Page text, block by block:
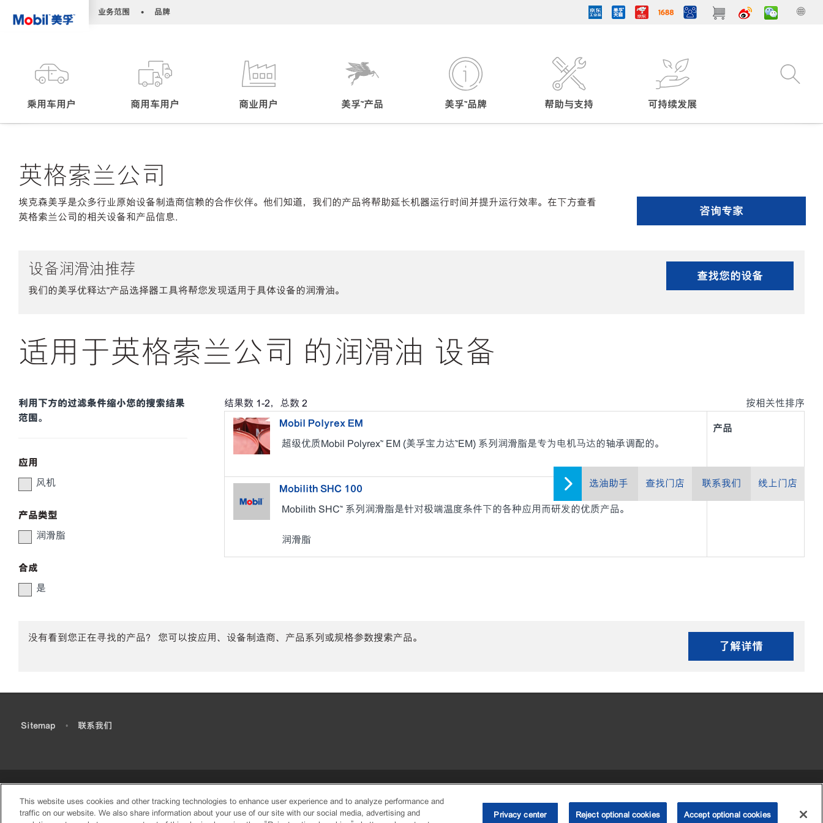
业务范围 • 品牌
乘用车用户 商用车用户 商业用户 美孚™产品 美孚™品牌 帮助与支持 可持续发展
选油助手 查找门店 联系我们 线上门店
英格索兰公司
埃克森美孚是众多行业原始设备制造商信赖的合作伙伴。他们知道，我们的产品将帮助延长机器运行时间并提升运行效率。在下方查看
英格索兰公司的相关设备和产品信息.
咨询专家
设备润滑油推荐
我们的美孚优释达℠产品选择器工具将帮您发现适用于具体设备的润滑油。
查找您的设备
适用于英格索兰公司 的润滑油 设备
利用下方的过滤条件缩小您的搜索结果
范围。
应用
风机
产品类型
润滑脂
合成
是
结果数 1-2，总数 2 按相关性排序
Mobil Polyrex EM
超级优质Mobil Polyrex™ EM (美孚宝力达™EM) 系列润滑脂是专为电机马达的轴承调配的。
产品
Mobilith SHC 100
Mobilith SHC™ 系列润滑脂是针对极端温度条件下的各种应用而研发的优质产品。
润滑脂
没有看到您正在寻找的产品？ 您可以按应用、设备制造商、产品系列或规格参数搜索产品。
了解详情
Sitemap • 联系我们
• Privacy center (Do not sell or share my personal information)
2003-2026
埃克森美孚公司版权所有。保留所有权利。
This website uses cookies and other tracking technologies to enhance user experience and to analyze performance and
traffic on our website. We also share information about your use of our site with our social media, advertising and
Privacy center Reject optional cookies Accept optional cookies